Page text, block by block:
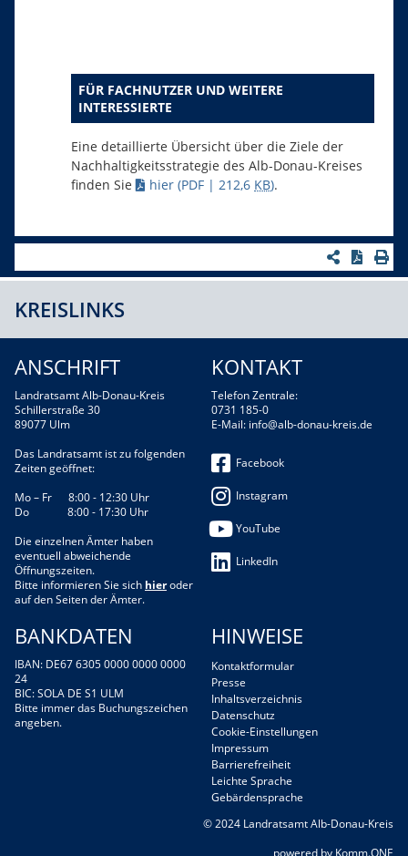
FÜR FACHNUTZER UND WEITERE
INTERESSIERTE
Eine detaillierte Übersicht über die Ziele der
Nachhaltigkeitsstrategie des Alb-Donau-Kreises
finden Sie
hier (PDF | 212,6 KB).
KREISLINKS
ANSCHRIFT
Landratsamt Alb-Donau-Kreis
Schillerstraße 30
89077 Ulm
Das Landratsamt ist zu folgenden
Zeiten geöffnet:
Mo – Fr 8:00 - 12:30 Uhr
Do 8:00 - 17:30 Uhr
Die einzelnen Ämter haben
eventuell abweichende
Öffnungszeiten.
Bitte informieren Sie sich hieroder
auf den Seiten der Ämter.
KONTAKT
Telefon Zentrale:
0731 185-0
E-Mail: info@alb-donau-kreis.de
Facebook
Instagram
YouTube
LinkedIn
BANKDATEN
IBAN: DE67 6305 0000 0000 0000
24
BIC: SOLA DE S1 ULM
Bitte immer das Buchungszeichen
angeben.
HINWEISE
Kontaktformular
Presse
Inhaltsverzeichnis
Datenschutz
Cookie-Einstellungen
Impressum
Barrierefreiheit
Leichte Sprache
Gebärdensprache
© 2024 Landratsamt Alb-Donau-Kreis
powered by Komm.ONE